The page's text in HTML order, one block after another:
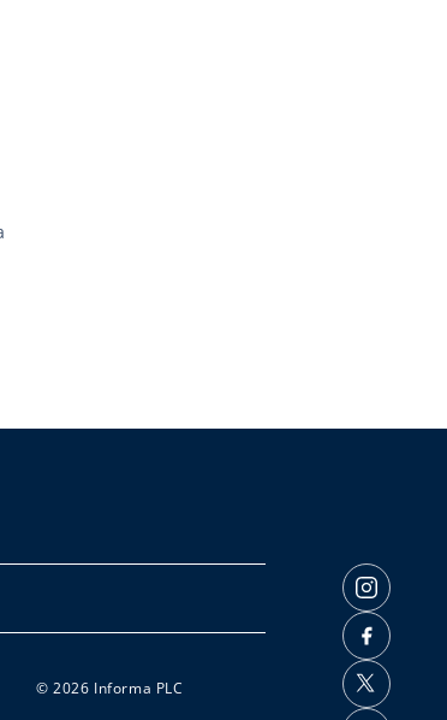
© 2026 Informa PLC